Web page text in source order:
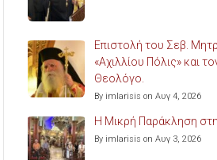
Επιστολή του Σεβ.
«Αχιλλίου Πόλις» και
Θεολόγο.
By imlarisis on Αυγ 4, 2026
Η Μικρή Παράκληση
By imlarisis on Αυγ 3, 2026